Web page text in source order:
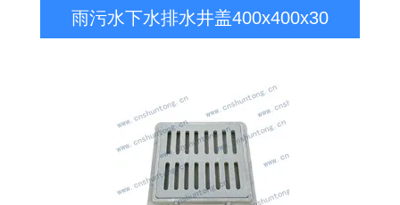
雨污水下水排水井盖400x400x30